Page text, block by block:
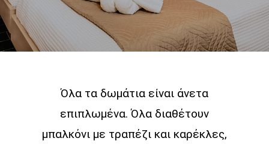
Όλα τα δωμάτια είναι άνετα
επιπλωμένα. Όλα διαθέτουν
μπαλκόνι με τραπέζι και καρέκλες,